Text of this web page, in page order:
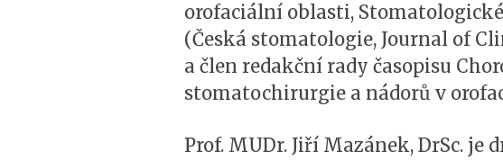
orofaciální oblasti,
(Česká stomatologie, Journal of
a člen redakční rady časopisu
stomatochirurgie a nádorů v
Prof. MUDr. Jiří Mazánek, DrSc.